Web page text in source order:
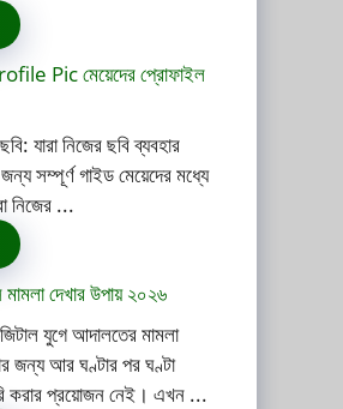
Pic মেয়েদের প্রোফাইল
যারা নিজের ছবি ব্যবহার
সম্পূর্ণ গাইড মেয়েদের মধ্যে
নিজের ...
দেখার উপায় ২০২৬
যুগে আদালতের মামলা
জন্য আর ঘণ্টার পর ঘণ্টা
করার প্রয়োজন নেই। এখন ...